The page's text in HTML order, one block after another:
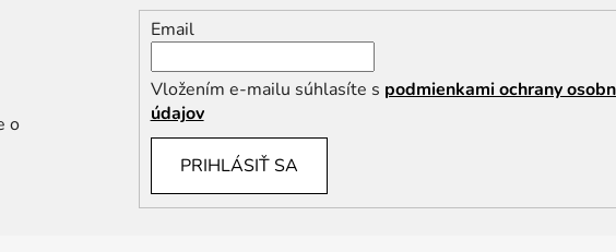
o
Email
Vložením e-mailu súhlasíte s podmienkami ochrany
údajov
PRIHLÁSIŤ SA